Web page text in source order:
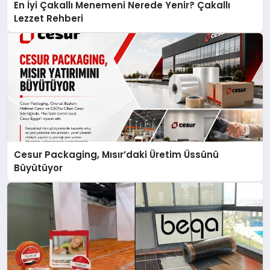
En İyi Çakallı Menemeni Nerede Yenir? Çakallı
Lezzet Rehberi
Cesur Packaging, Mısır’daki Üretim Üssünü
Büyütüyor